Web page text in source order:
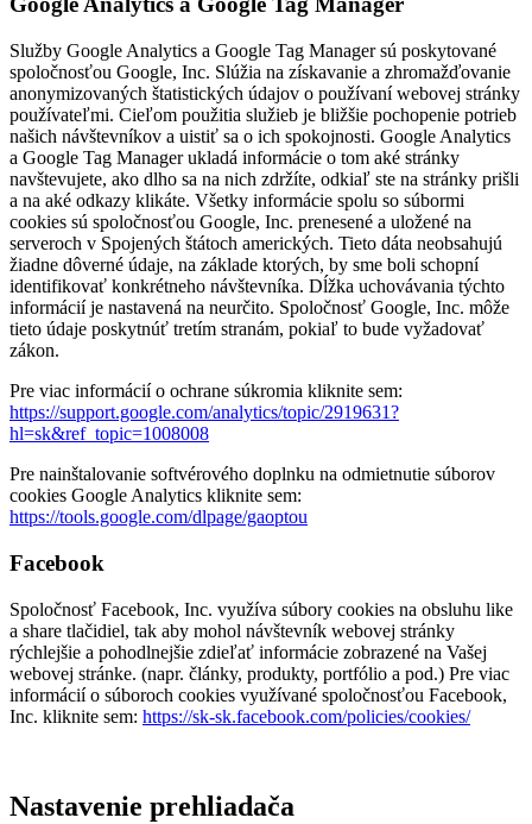
Služby Google Analytics a Google Tag Manager sú poskytované
spoločnosťou Google, Inc. Slúžia na získavanie a zhromažďovanie
anonymizovaných štatistických údajov o používaní webovej stránky
používateľmi. Cieľom použitia služieb je bližšie pochopenie potrieb
našich návštevníkov a uistiť sa o ich spokojnosti. Google Analytics
a Google Tag Manager ukladá informácie o tom aké stránky
navštevujete, ako dlho sa na nich zdržíte, odkiaľ ste na stránky prišli
a na aké odkazy klikáte. Všetky informácie spolu so súbormi
cookies sú spoločnosťou Google, Inc. prenesené a uložené na
serveroch v Spojených štátoch amerických. Tieto dáta neobsahujú
žiadne dôverné údaje, na základe ktorých, by sme boli schopní
identifikovať konkrétneho návštevníka. Dĺžka uchovávania týchto
informácií je nastavená na neurčito. Spoločnosť Google, Inc. môže
tieto údaje poskytnúť tretím stranám, pokiaľ to bude vyžadovať
zákon.
Pre viac informácií o ochrane súkromia kliknite sem:
https://support.google.com/analytics/topic/2919631?
hl=sk&ref_topic=1008008
Pre nainštalovanie softvérového doplnku na odmietnutie súborov
cookies Google Analytics kliknite sem:
https://tools.google.com/dlpage/gaoptou
Facebook
Spoločnosť Facebook, Inc. využíva súbory cookies na obsluhu like
a share tlačidiel, tak aby mohol návštevník webovej stránky
rýchlejšie a pohodlnejšie zdieľať informácie zobrazené na Vašej
webovej stránke. (napr. články, produkty, portfólio a pod.) Pre viac
informácií o súboroch cookies využívané spoločnosťou Facebook,
Inc. kliknite sem: https://sk-sk.facebook.com/policies/cookies/
Nastavenie prehliadača